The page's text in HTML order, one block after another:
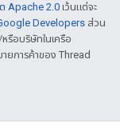
Apache 2.0เว้นแต่จะ
Developers ส่วน
รือบริษัทในเครือ
ยการค้าของ Thread